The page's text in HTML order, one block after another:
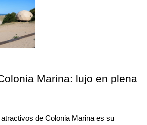
Marina: lujo en plena
de Colonia Marina es su